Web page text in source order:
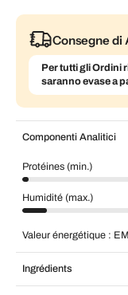
Consegne di
Per tutti gli Ordini
saranno evase a
Componenti Analitici
Protéines (min.)
Humidité (max.)
Valeur énergétique :
Ingrédients